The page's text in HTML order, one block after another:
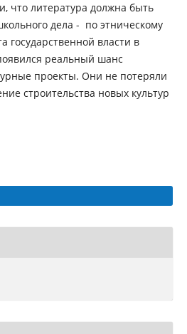
что литература должна быть
дела - по этническому
государственной власти в
реальный шанс
проекты. Они не потеряли
строительства новых культур